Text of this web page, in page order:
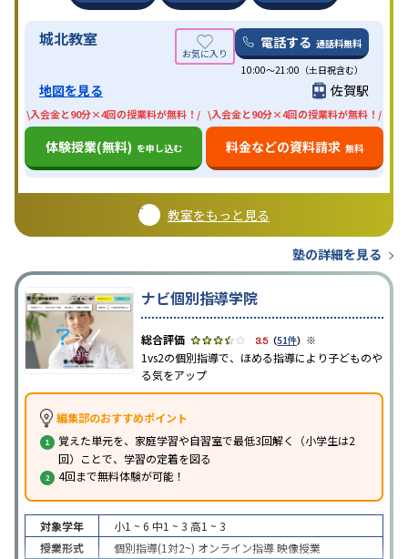
城北教室 電話する 通話料無料
10:00〜21:00（土日祝含む）
地図を見る 佐賀駅
\入会金と90分×4回の授業料が無料！/
体験授業(無料) を申し込む
\入会金と90分×4回の授業料が無料！/
料金などの資料請求 無料
教室をもっと見る
塾の詳細を見る
ナビ個別指導学院
3.5（51件） ※
1vs2の個別指導で、ほめる指導により子どものや
る気をアップ
編集部のおすすめポイント
覚えた単元を、家庭学習や自習室で最低3回解く（小学生は2
回）ことで、学習の定着を図る
4回まで無料体験が可能！
対象学年 小1 ~ 6 中1 ~ 3 高1 ~ 3
授業形式
個別指導(1対2~) オンライン指導映像授業